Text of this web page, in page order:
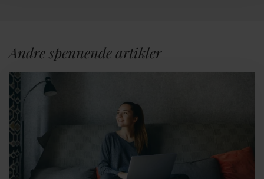
Andre spennende artikler